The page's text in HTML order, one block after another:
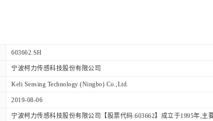
603662.SH
宁波柯力传感科技股份有限公司
Keli Sensing Technology (Ningbo) Co.,Ltd.
2019-08-06
宁波柯力传感科技股份有限公司【股票代码:603662】成立于1995年,